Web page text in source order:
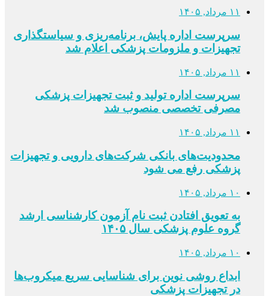
۱۱ مرداد, ۱۴۰۵
سرپرست اداره پایش، برنامه‌ریزی و سیاستگذاری
تجهیزات و ملزومات پزشکی اعلام شد
۱۱ مرداد, ۱۴۰۵
سرپرست اداره تولید و ثبت تجهیزات پزشکی
مصرفی تخصصی منصوب شد
۱۱ مرداد, ۱۴۰۵
محدودیت‌های بانکی شرکت‌های دارویی و تجهیزات
پزشکی رفع می شود
۱۰ مرداد, ۱۴۰۵
به تعویق افتادن ثبت نام آزمون کارشناسی ارشد
گروه علوم پزشکی سال ۱۴۰۵
۱۰ مرداد, ۱۴۰۵
ابداع روشی نوین برای شناسایی سریع میکروب‌ها
در تجهیزات پزشکی